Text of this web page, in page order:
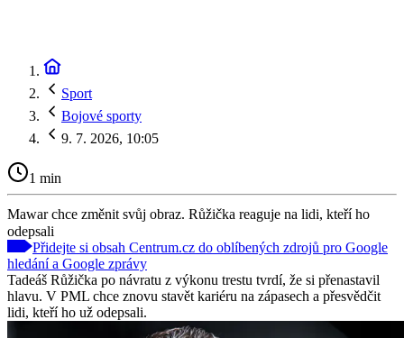
Sport
Bojové sporty
9. 7. 2026, 10:05
1 min
Mawar chce změnit svůj obraz. Růžička reaguje na lidi, kteří ho
odepsali
Přidejte si obsah Centrum.cz do oblíbených zdrojů pro Google
hledání a Google zprávy
Tadeáš Růžička po návratu z výkonu trestu tvrdí, že si přenastavil
hlavu. V PML chce znovu stavět kariéru na zápasech a přesvědčit
lidi, kteří ho už odepsali.